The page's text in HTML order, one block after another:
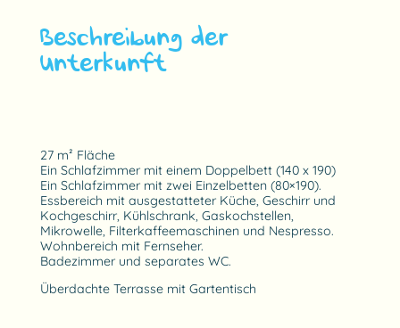
Beschreibung der
Unterkunft
27 m² Fläche
Ein Schlafzimmer mit einem Doppelbett (140 x 190)
Ein Schlafzimmer mit zwei Einzelbetten (80×190).
Essbereich mit ausgestatteter Küche, Geschirr und
Kochgeschirr, Kühlschrank, Gaskochstellen,
Mikrowelle, Filterkaffeemaschinen und Nespresso.
Wohnbereich mit Fernseher.
Badezimmer und separates WC.
Überdachte Terrasse mit Gartentisch